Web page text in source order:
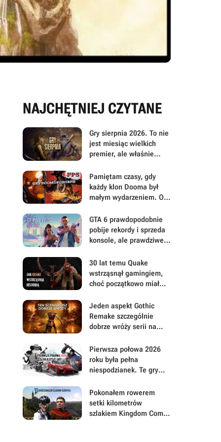
NAJCHĘTNIEJ CZYTANE
Gry sierpnia 2026. To nie
jest miesiąc wielkich
premier, ale właśnie
mu się uważniej
Pamiętam czasy, gdy
każdy klon Dooma był
małym wydarzeniem. Oto
FPS-y lat 90.
GTA 6 prawdopodobnie
pobije rekordy i sprzeda
konsole, ale prawdziwe
będą musieli mu
wybaczyć
30 lat temu Quake
wstrząsnął gamingiem,
choć początkowo miał
Jeden aspekt Gothic
Remake szczególnie
dobrze wróży serii na
mają powody do dumy
Pierwsza połowa 2026
roku była pełna
niespodzianek. Te gry
uwagę i Wasz czas
Pokonałem rowerem
setki kilometrów
szlakiem Kingdom Come: